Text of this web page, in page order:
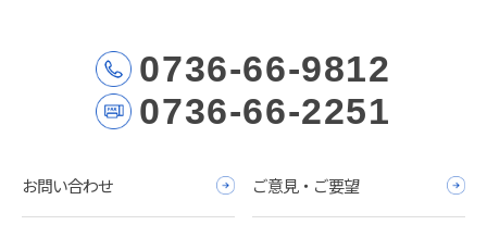
0736-66-9812
0736-66-2251
お問い合わせ ご意見・ご要望